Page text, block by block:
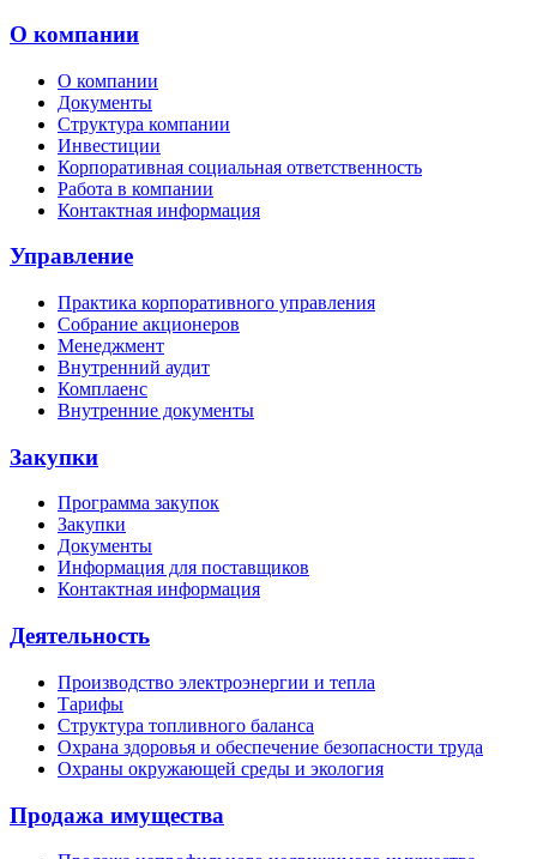
О компании
О компании
Документы
Структура компании
Инвестиции
Корпоративная социальная ответственность
Работа в компании
Контактная информация
Управление
Практика корпоративного управления
Собрание акционеров
Менеджмент
Внутренний аудит
Комплаенс
Внутренние документы
Закупки
Программа закупок
Закупки
Документы
Информация для поставщиков
Контактная информация
Деятельность
Производство электроэнергии и тепла
Тарифы
Структура топливного баланса
Охрана здоровья и обеспечение безопасности труда
Охраны окружающей среды и экология
Продажа имущества